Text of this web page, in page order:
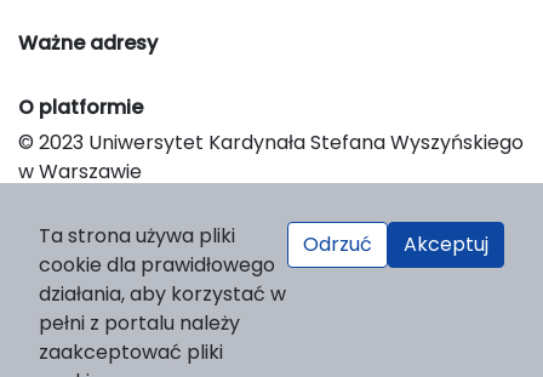
Ważne adresy
O platformie
© 2023 Uniwersytet Kardynała Stefana Wyszyńskiego
w Warszawie
Platform & Workflow by OJS/PKP
Ta strona używa pliki
cookie dla prawidłowego
działania, aby korzystać w
pełni z portalu należy
zaakceptować pliki
Odrzuć Akceptuj